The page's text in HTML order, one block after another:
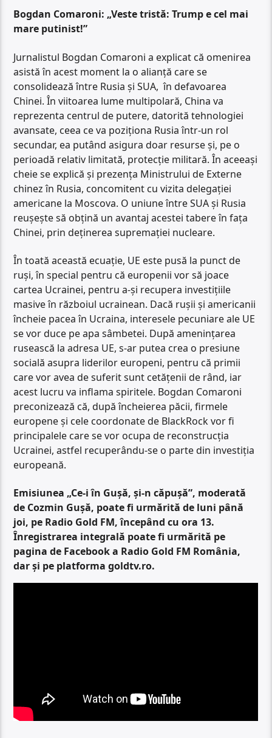
Bogdan Comaroni: „Veste tristă: Trump e cel mai
mare putinist!”
Jurnalistul Bogdan Comaroni a explicat că omenirea
asistă în acest moment la o alianță care se
consolidează între Rusia și SUA, în defavoarea
Chinei. În viitoarea lume multipolară, China va
reprezenta centrul de putere, datorită tehnologiei
avansate, ceea ce va poziționa Rusia într-un rol
secundar, ea putând asigura doar resurse și, pe o
perioadă relativ limitată, protecție militară. În aceeași
cheie se explică și prezența Ministrului de Externe
chinez în Rusia, concomitent cu vizita delegației
americane la Moscova. O uniune între SUA și Rusia
reușește să obțină un avantaj acestei tabere în fața
Chinei, prin deținerea supremației nucleare.
În toată această ecuație, UE este pusă la punct de
ruși, în special pentru că europenii vor să joace
cartea Ucrainei, pentru a-și recupera investițiile
masive în războiul ucrainean. Dacă rușii și americanii
încheie pacea în Ucraina, interesele pecuniare ale UE
se vor duce pe apa sâmbetei. După amenințarea
rusească la adresa UE, s-ar putea crea o presiune
socială asupra liderilor europeni, pentru că primii
care vor avea de suferit sunt cetățenii de rând, iar
acest lucru va inflama spiritele. Bogdan Comaroni
preconizează că, după încheierea păcii, firmele
europene și cele coordonate de BlackRock vor fi
principalele care se vor ocupa de reconstrucția
Ucrainei, astfel recuperându-se o parte din investiția
europeană.
Emisiunea „Ce-i în Gușă, și-n căpușă”, moderată
de Cozmin Gușă, poate fi urmărită de luni până
joi, pe Radio Gold FM, începând cu ora 13.
Înregistrarea integrală poate fi urmărită pe
pagina de Facebook a Radio Gold FM România,
dar și pe platforma goldtv.ro.